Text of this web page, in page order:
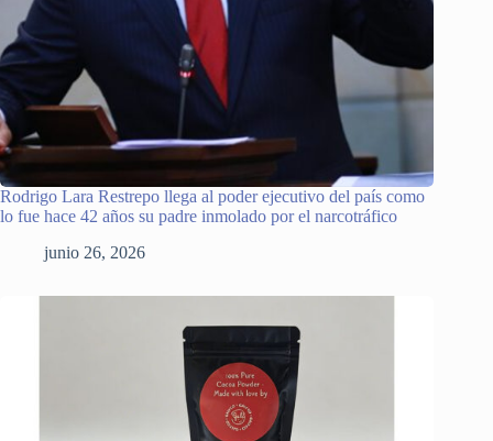
Rodrigo Lara Restrepo llega al poder ejecutivo del país como
lo fue hace 42 años su padre inmolado por el narcotráfico
junio 26, 2026